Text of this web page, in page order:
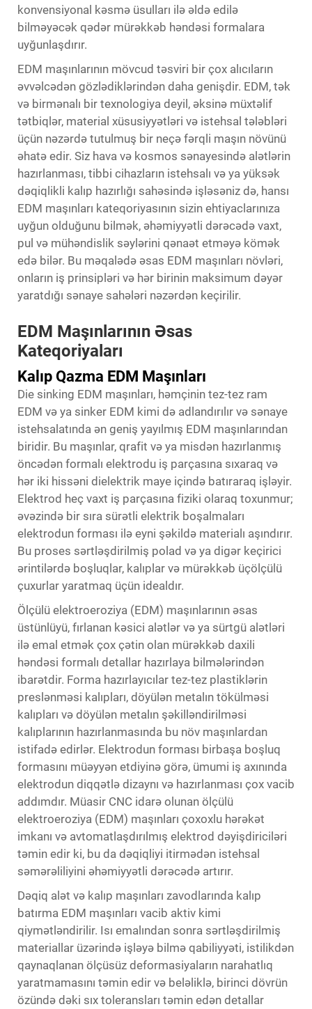
konvensiyonal kəsmə üsulları ilə əldə edilə
bilməyəcək qədər mürəkkəb həndəsi formalara
uyğunlaşdırır.
EDM maşınlarının mövcud təsviri bir çox alıcıların
əvvəlcədən gözlədiklərindən daha genişdir. EDM, tək
və birmənalı bir texnologiya deyil, əksinə müxtəlif
tətbiqlər, material xüsusiyyətləri və istehsal tələbləri
üçün nəzərdə tutulmuş bir neçə fərqli maşın növünü
əhatə edir. Siz hava və kosmos sənayesində alətlərin
hazırlanması, tibbi cihazların istehsalı və ya yüksək
dəqiqlikli kalıp hazırlığı sahəsində işləsəniz də, hansı
EDM maşınları kateqoriyasının sizin ehtiyaclarınıza
uyğun olduğunu bilmək, əhəmiyyətli dərəcədə vaxt,
pul və mühəndislik səylərini qənaət etməyə kömək
edə bilər. Bu məqalədə əsas EDM maşınları növləri,
onların iş prinsipləri və hər birinin maksimum dəyər
yaratdığı sənaye sahələri nəzərdən keçirilir.
EDM Maşınlarının Əsas
Kateqoriyaları
Kalıp Qazma EDM Maşınları
Die sinking EDM maşınları, həmçinin tez-tez ram
EDM və ya sinker EDM kimi də adlandırılır və sənaye
istehsalatında ən geniş yayılmış EDM maşınlarından
biridir. Bu maşınlar, qrafit və ya misdən hazırlanmış
öncədən formalı elektrodu iş parçasına sıxaraq və
hər iki hissəni dielektrik maye içində batıraraq işləyir.
Elektrod heç vaxt iş parçasına fiziki olaraq toxunmur;
əvəzində bir sıra sürətli elektrik boşalmaları
elektrodun forması ilə eyni şəkildə materialı aşındırır.
Bu proses sərtləşdirilmiş polad və ya digər keçirici
ərintilərdə boşluqlar, kalıplar və mürəkkəb üçölçülü
çuxurlar yaratmaq üçün idealdır.
Ölçülü elektroeroziya (EDM) maşınlarının əsas
üstünlüyü, fırlanan kəsici alətlər və ya sürtgü alətləri
ilə emal etmək çox çətin olan mürəkkəb daxili
həndəsi formalı detallar hazırlaya bilmələrindən
ibarətdir. Forma hazırlayıcılar tez-tez plastiklərin
preslənməsi kalıpları, döyülən metalın tökülməsi
kalıpları və döyülən metalın şəkilləndirilməsi
kalıplarının hazırlanmasında bu növ maşınlardan
istifadə edirlər. Elektrodun forması birbaşa boşluq
formasını müəyyən etdiyinə görə, ümumi iş axınında
elektrodun diqqətlə dizaynı və hazırlanması çox vacib
addımdır. Müasir CNC idarə olunan ölçülü
elektroeroziya (EDM) maşınları çoxoxlu hərəkət
imkanı və avtomatlaşdırılmış elektrod dəyişdiriciləri
təmin edir ki, bu da dəqiqliyi itirmədən istehsal
səmərəliliyini əhəmiyyətli dərəcədə artırır.
Dəqiq alət və kalıp maşınları zavodlarında kalıp
batırma EDM maşınları vacib aktiv kimi
qiymətləndirilir. Isı emalından sonra sərtləşdirilmiş
materiallar üzərində işləyə bilmə qabiliyyəti, istilikdən
qaynaqlanan ölçüsüz deformasiyaların narahatlıq
yaratmamasını təmin edir və beləliklə, birinci dövrün
özündə dəki sıx toleransları təmin edən detallar